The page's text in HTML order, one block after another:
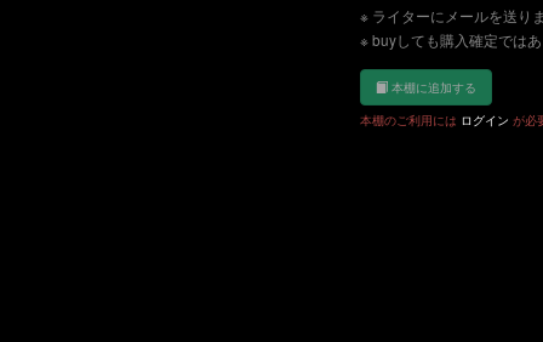
※ ライターにメールを送りま
※ buyしても購入確定ではあ
本棚に追加する
本棚のご利用には ログイン が必